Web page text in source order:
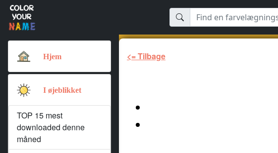
Hjem
I øjeblikket
TOP 15 mest
downloaded denne
måned
<= Tilbage